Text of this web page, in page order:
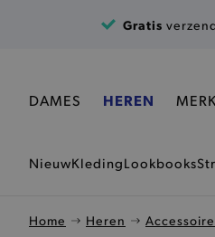
Gratis
DAMES HEREN
NieuwKledingLookbooks
Home Heren